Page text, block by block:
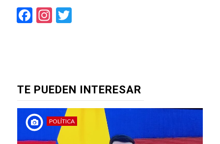
Facebook
Instagram
TE PUEDEN INTERESAR
POLÍTICA